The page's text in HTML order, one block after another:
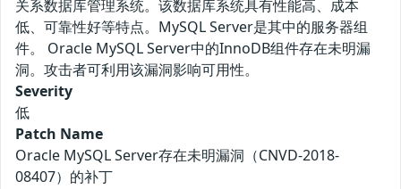
关系数据库管理系统。该数据库系统具有性能高、成本
低、可靠性好等特点。MySQL Server是其中的服务器组
件。 Oracle MySQL Server中的InnoDB组件存在未明漏
洞。攻击者可利用该漏洞影响可用性。
Severity
低
Patch Name
Oracle MySQL Server存在未明漏洞（CNVD-2018-
08407）的补丁